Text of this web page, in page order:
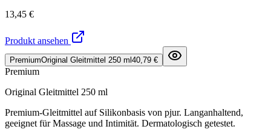
13,45 €
Produkt ansehen
PremiumOriginal Gleitmittel 250 ml 40,79 €
Premium
Original Gleitmittel 250 ml
Premium-Gleitmittel auf Silikonbasis von pjur. Langanhaltend,
geeignet für Massage und Intimität. Dermatologisch getestet.